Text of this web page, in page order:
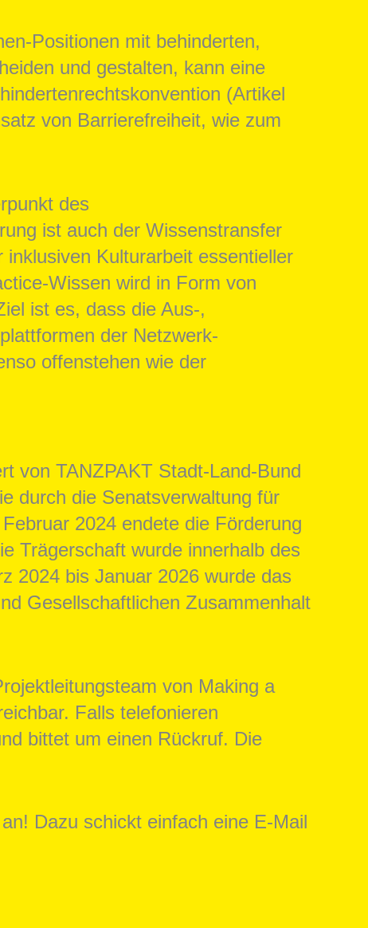
Positionen mit behinderten,
und gestalten, kann eine
(Artikel
von Barrierefreiheit, wie zum
des
ist auch der Wissenstransfer
Kulturarbeit essentieller
Wissen wird in Form von
ist es, dass die Aus-,
der Netzwerk-
offenstehen wie der
von TANZPAKT Stadt-Land-Bund
durch die Senatsverwaltung für
2024 endete die Förderung
Trägerschaft wurde innerhalb des
2024 bis Januar 2026 wurde das
Gesellschaftlichen Zusammenhalt
von Making a
Falls telefonieren
bittet um einen Rückruf. Die
Dazu schickt einfach eine E-Mail